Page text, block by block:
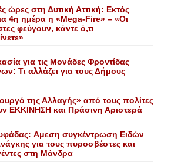
ώρες στη Δυτική Αττική: Εκτός
4η ημέρα η «Mega-Fire» – «Οι
φεύγουν, κάντε ό,τι
για τις Mονάδες Φροντίδας
Tι αλλάζει για τους Δήμους
της Αλλαγής» από τους πολίτες
EKKINHΣΗ και Πράσινη Αριστερά
Aμεση συγκέντρωση Eιδών
για τους πυροσβέστες και
στη Mάνδρα